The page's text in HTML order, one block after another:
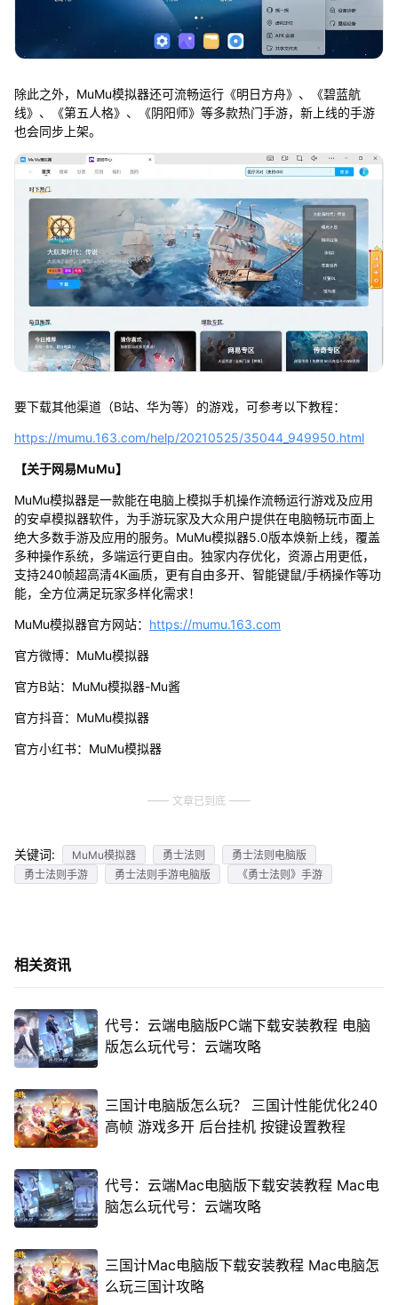
除此之外，MuMu模拟器还可流畅运行《明日方舟》、《碧蓝航
线》、《第五人格》、《阴阳师》等多款热门手游，新上线的手游
也会同步上架。
要下载其他渠道（B站、华为等）的游戏，可参考以下教程：
https://mumu.163.com/help/20210525/35044_949950.html
【关于网易MuMu】
MuMu模拟器是一款能在电脑上模拟手机操作流畅运行游戏及应用
的安卓模拟器软件，为手游玩家及大众用户提供在电脑畅玩市面上
绝大多数手游及应用的服务。MuMu模拟器5.0版本焕新上线，覆盖
多种操作系统，多端运行更自由。独家内存优化，资源占用更低，
支持240帧超高清4K画质，更有自由多开、智能键鼠/手柄操作等功
能，全方位满足玩家多样化需求！
MuMu模拟器官方网站： https://mumu.163.com
官方微博：MuMu模拟器
官方B站：MuMu模拟器-Mu酱
官方抖音：MuMu模拟器
官方小红书：MuMu模拟器
文章已到底
关键词: MuMu模拟器 勇士法则
勇士法则电脑版
勇士法则手游
勇士法则手游电脑版 《勇士法则》手游
相关资讯
代号：云端电脑版PC端下载安装教程 电脑
版怎么玩代号：云端攻略
三国计电脑版怎么玩？ 三国计性能优化240
高帧 游戏多开 后台挂机 按键设置教程
代号：云端Mac电脑版下载安装教程 Mac电
脑怎么玩代号：云端攻略
三国计Mac电脑版下载安装教程 Mac电脑怎
么玩三国计攻略